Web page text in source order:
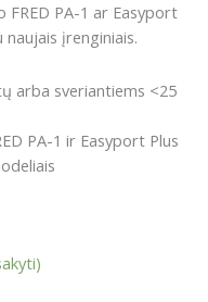
PA-1 ar Easyport
įrenginiais.
arba sveriantiems <25
PA-1 ir Easyport Plus